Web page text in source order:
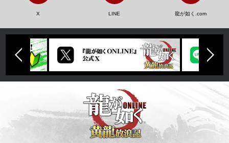
X LINE 龍が如く.com